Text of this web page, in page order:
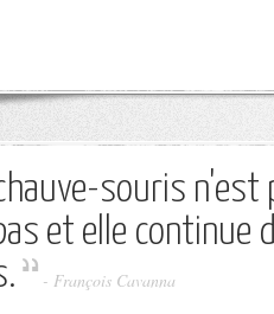
souris n'est
et elle continue
- François Cavanna